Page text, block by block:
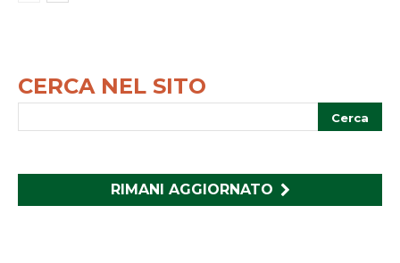
CERCA NEL SITO
RIMANI AGGIORNATO